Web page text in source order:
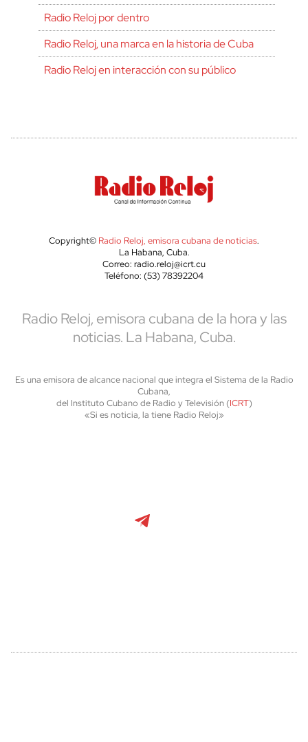
Radio Reloj por dentro
Radio Reloj, una marca en la historia de Cuba
Radio Reloj en interacción con su público
Copyright© Radio Reloj, emisora cubana de noticias.
La Habana, Cuba.
Correo: radio.reloj@icrt.cu
Teléfono: (53) 78392204
Radio Reloj, emisora cubana de la hora y las
noticias. La Habana, Cuba.
Es una emisora de alcance nacional que integra el Sistema de la Radio
Cubana,
del Instituto Cubano de Radio y Televisión (ICRT)
«Si es noticia, la tiene Radio Reloj»